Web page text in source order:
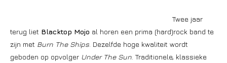
Twee jaar
terug liet Blacktop Mojo al horen een prima (hard)rock band te
zijn met Burn The Ships . Dezelfde hoge kwaliteit wordt
geboden op opvolger Under The Sun . Traditionele, klassieke